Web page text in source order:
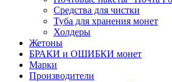
Средства для чистки
Туба для хранения монет
Холдеры
Жетоны
БРАКИ и ОШИБКИ монет
Марки
Производители